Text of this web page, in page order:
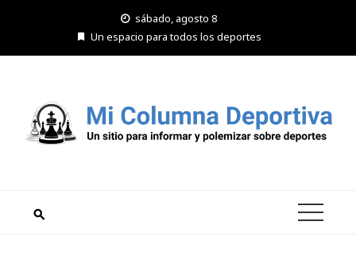
sábado, agosto 8
Un espacio para todos los deportes